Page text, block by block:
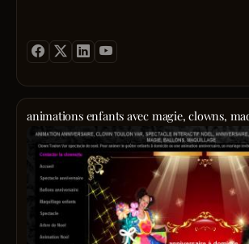
animations enfants avec magie, clowns,